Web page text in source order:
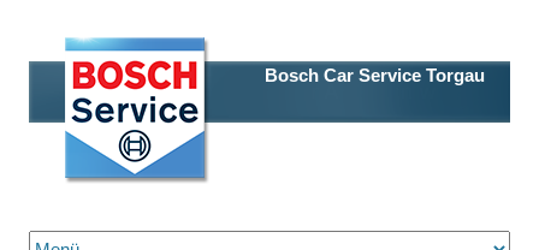
Bosch Car Service Torgau